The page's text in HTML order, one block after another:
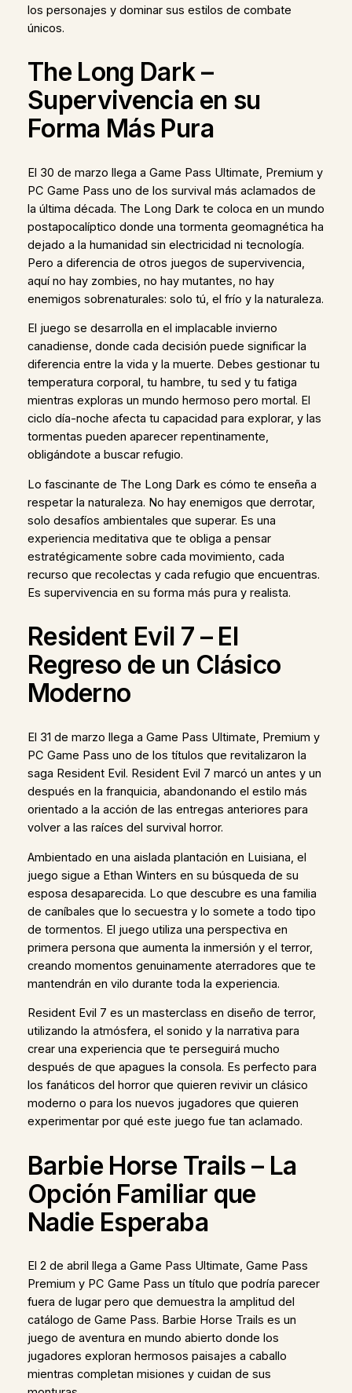
los personajes y dominar sus estilos de combate
únicos.
The Long Dark –
Supervivencia en su
Forma Más Pura
El 30 de marzo llega a Game Pass Ultimate, Premium y
PC Game Pass uno de los survival más aclamados de
la última década. The Long Dark te coloca en un mundo
postapocalíptico donde una tormenta geomagnética ha
dejado a la humanidad sin electricidad ni tecnología.
Pero a diferencia de otros juegos de supervivencia,
aquí no hay zombies, no hay mutantes, no hay
enemigos sobrenaturales: solo tú, el frío y la naturaleza.
El juego se desarrolla en el implacable invierno
canadiense, donde cada decisión puede significar la
diferencia entre la vida y la muerte. Debes gestionar tu
temperatura corporal, tu hambre, tu sed y tu fatiga
mientras exploras un mundo hermoso pero mortal. El
ciclo día-noche afecta tu capacidad para explorar, y las
tormentas pueden aparecer repentinamente,
obligándote a buscar refugio.
Lo fascinante de The Long Dark es cómo te enseña a
respetar la naturaleza. No hay enemigos que derrotar,
solo desafíos ambientales que superar. Es una
experiencia meditativa que te obliga a pensar
estratégicamente sobre cada movimiento, cada
recurso que recolectas y cada refugio que encuentras.
Es supervivencia en su forma más pura y realista.
Resident Evil 7 – El
Regreso de un Clásico
Moderno
El 31 de marzo llega a Game Pass Ultimate, Premium y
PC Game Pass uno de los títulos que revitalizaron la
saga Resident Evil. Resident Evil 7 marcó un antes y un
después en la franquicia, abandonando el estilo más
orientado a la acción de las entregas anteriores para
volver a las raíces del survival horror.
Ambientado en una aislada plantación en Luisiana, el
juego sigue a Ethan Winters en su búsqueda de su
esposa desaparecida. Lo que descubre es una familia
de caníbales que lo secuestra y lo somete a todo tipo
de tormentos. El juego utiliza una perspectiva en
primera persona que aumenta la inmersión y el terror,
creando momentos genuinamente aterradores que te
mantendrán en vilo durante toda la experiencia.
Resident Evil 7 es un masterclass en diseño de terror,
utilizando la atmósfera, el sonido y la narrativa para
crear una experiencia que te perseguirá mucho
después de que apagues la consola. Es perfecto para
los fanáticos del horror que quieren revivir un clásico
moderno o para los nuevos jugadores que quieren
experimentar por qué este juego fue tan aclamado.
Barbie Horse Trails – La
Opción Familiar que
Nadie Esperaba
El 2 de abril llega a Game Pass Ultimate, Game Pass
Premium y PC Game Pass un título que podría parecer
fuera de lugar pero que demuestra la amplitud del
catálogo de Game Pass. Barbie Horse Trails es un
juego de aventura en mundo abierto donde los
jugadores exploran hermosos paisajes a caballo
mientras completan misiones y cuidan de sus